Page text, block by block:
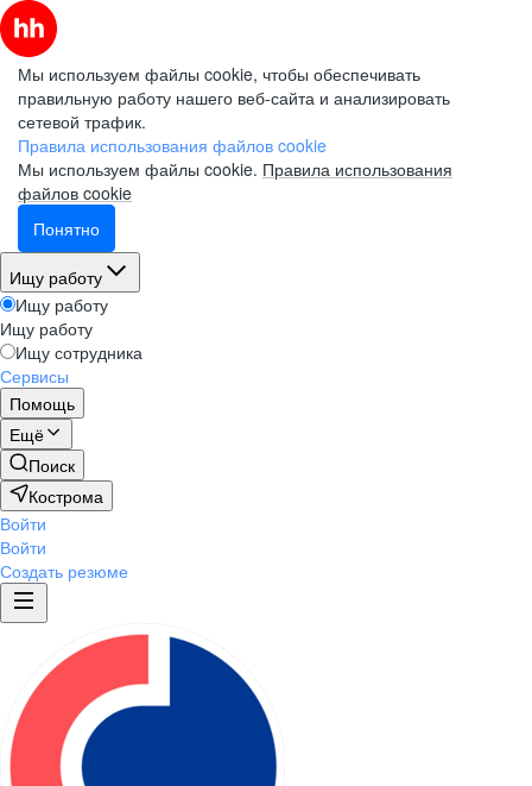
Мы используем файлы cookie, чтобы обеспечивать
правильную работу нашего веб-сайта и анализировать
сетевой трафик.
Правила использования файлов cookie
Мы используем файлы cookie. Правила использования
файлов cookie
Понятно
Ищу работу
Ищу работу
Ищу работу
Ищу сотрудника
Сервисы
Помощь
Ещё
Поиск
Кострома
Войти
Войти
Создать резюме